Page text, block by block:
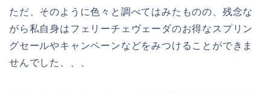
ただ、そのように色々と調べてはみたものの、残念な
がら私自身はフェリーチェヴェーダのお得なスプリン
グセールやキャンペーンなどをみつけることができま
せんでした、、、